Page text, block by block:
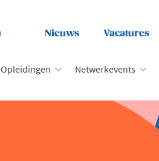
Nieuws Vacatures
Opleidingen Netwerkevents